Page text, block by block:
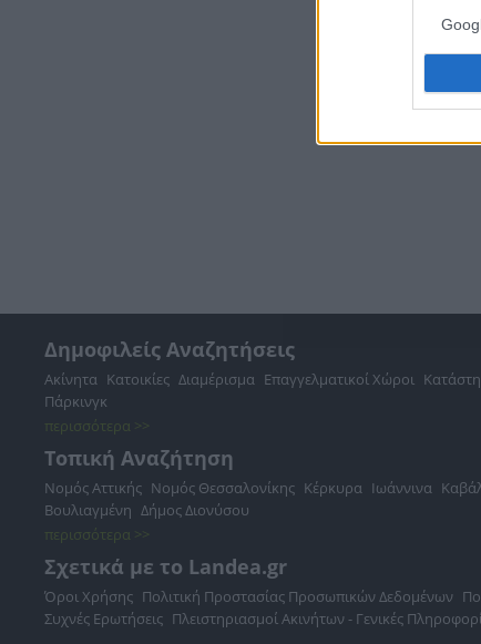
Δημοφιλείς Αναζητήσεις
Ακίνητα Κατοικίες Διαμέρισμα Επαγγελματικοί Χώροι
Πάρκινγκ
περισσότερα >>
Τοπική Αναζήτηση
Νομός Αττικής Νομός Θεσσαλονίκης Κέρκυρα Ιωάννινα
Βουλιαγμένη Δήμος Διονύσου
περισσότερα >>
Σχετικά με το Landea.gr
Όροι Χρήσης Πολιτική Προστασίας Προσωπικών Δεδομένων
Συχνές Ερωτήσεις Πλειστηριασμοί Ακινήτων - Γενικές